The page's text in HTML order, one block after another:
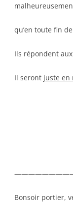
qu’en toute fin
Ils répondent
Il seront juste en
Bonsoir portier,